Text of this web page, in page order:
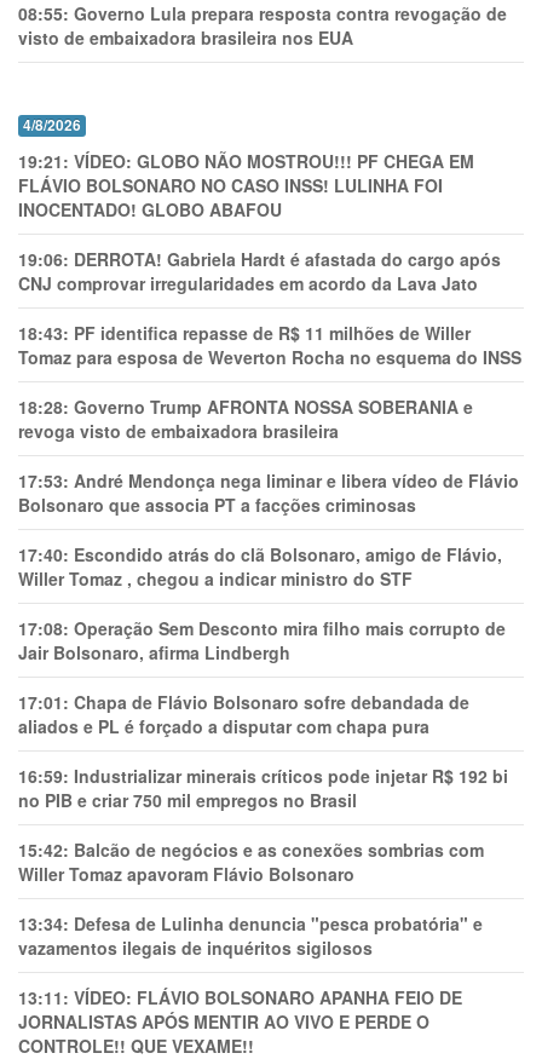
08:55: Governo Lula prepara resposta contra revogação de
visto de embaixadora brasileira nos EUA
4/8/2026
19:21: VÍDEO: GLOBO NÃO MOSTROU!!! PF CHEGA EM
FLÁVIO BOLSONARO NO CASO INSS! LULINHA FOI
INOCENTADO! GLOBO ABAFOU
19:06: DERROTA! Gabriela Hardt é afastada do cargo após
CNJ comprovar irregularidades em acordo da Lava Jato
18:43: PF identifica repasse de R$ 11 milhões de Willer
Tomaz para esposa de Weverton Rocha no esquema do INSS
18:28: Governo Trump AFRONTA NOSSA SOBERANIA e
revoga visto de embaixadora brasileira
17:53: André Mendonça nega liminar e libera vídeo de Flávio
Bolsonaro que associa PT a facções criminosas
17:40: Escondido atrás do clã Bolsonaro, amigo de Flávio,
Willer Tomaz , chegou a indicar ministro do STF
17:08: Operação Sem Desconto mira filho mais corrupto de
Jair Bolsonaro, afirma Lindbergh
17:01: Chapa de Flávio Bolsonaro sofre debandada de
aliados e PL é forçado a disputar com chapa pura
16:59: Industrializar minerais críticos pode injetar R$ 192 bi
no PIB e criar 750 mil empregos no Brasil
15:42: Balcão de negócios e as conexões sombrias com
Willer Tomaz apavoram Flávio Bolsonaro
13:34: Defesa de Lulinha denuncia "pesca probatória" e
vazamentos ilegais de inquéritos sigilosos
13:11: VÍDEO: FLÁVIO BOLSONARO APANHA FEIO DE
JORNALISTAS APÓS MENTIR AO VIVO E PERDE O
CONTROLE!! QUE VEXAME!!